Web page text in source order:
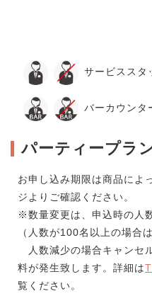
サービススタ
バーカウンタ
パーティープラ
お申し込み期限は商品によ
ジよりご確認ください。
※数量変更は、申込時の人
（人数が100名以上の場合
人数減少の場合キャンセ
料が発生致します。詳細は
覧ください。